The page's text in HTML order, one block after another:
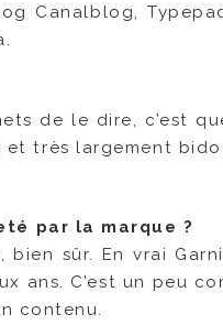
Canalblog,
de le dire, c’est
et très largement
par la marque ?
bien sûr. En vrai
ans. C’est un peu
contenu.